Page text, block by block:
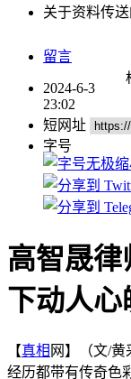
关于资料传送
留言
2024-6-3
23:02
短网址
字号
高智晟律
下动人心
【真相 网】（文/黄
经历都带有传奇色